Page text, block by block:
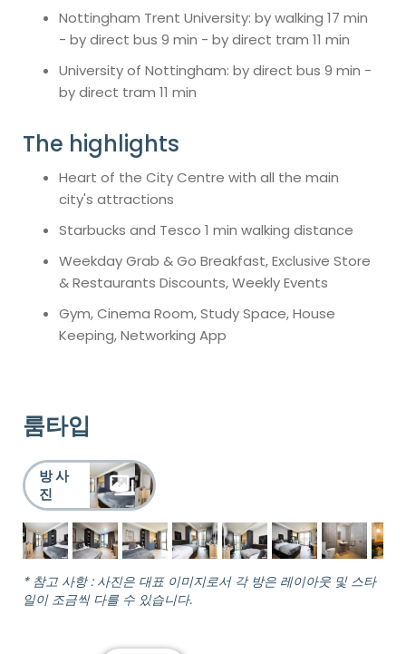
Nottingham Trent University: by walking 17 min
- by direct bus 9 min - by direct tram 11 min
University of Nottingham: by direct bus 9 min -
by direct tram 11 min
The highlights
Heart of the City Centre with all the main
city's attractions
Starbucks and Tesco 1 min walking distance
Weekday Grab & Go Breakfast, Exclusive Store
& Restaurants Discounts, Weekly Events
Gym, Cinema Room, Study Space, House
Keeping, Networking App
룸타입
방 사
진
* 참고 사항 : 사진은 대표 이미지로서 각 방은 레이아웃 및 스타
일이 조금씩 다를 수 있습니다.